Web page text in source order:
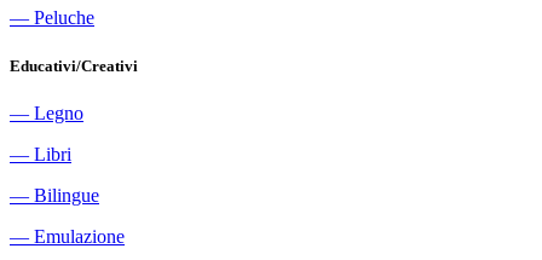
― Peluche
Educativi/Creativi
― Legno
― Libri
― Bilingue
― Emulazione